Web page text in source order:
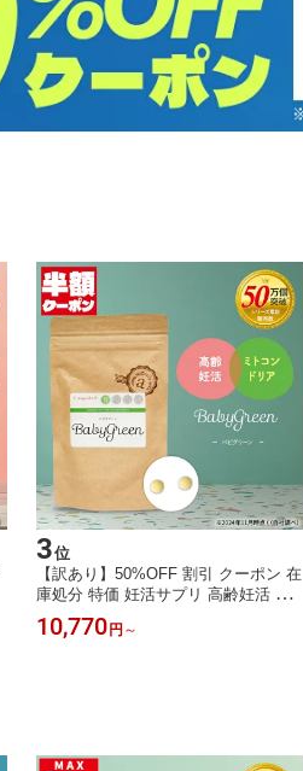
3位
【訳あり】50%OFF 割引 クーポン 在
庫処分 特価 妊活サプリ 高齢妊活 ミ
トコンドリアサプリ 葉酸 天然タウリ
ン ニンニク リコピン ブロッコリース
10,770 円 ～